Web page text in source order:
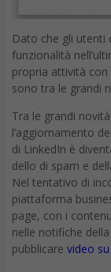
Dato che gli utenti
funzionalità
propria attività
sono tra le grandi
Tra le grandi
l’aggiornamento dei
di LinkedIn è
dello di spam e
Nel tentativo di
piattaforma
page, con i
nelle notifiche
pubblicare video